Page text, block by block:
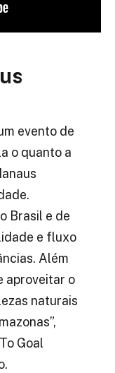
evento de
o quanto a
Brasil e de
e fluxo
Além
aproveitar o
naturais
Goal